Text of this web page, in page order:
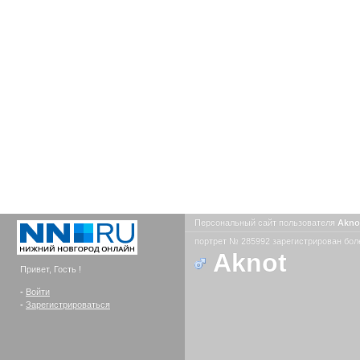
Привет, Гость !
- Войти
- Зарегистрироваться
Персональный сайт пользователя
портрет № 285992 зарегистрирован
Aknot